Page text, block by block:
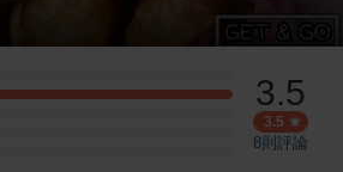
3.5
3.5
8則評論